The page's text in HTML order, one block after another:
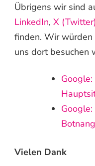
Übrigens wir sind
LinkedIn, X (Twitter)
finden. Wir würden
uns dort besuchen
Botnang
Vielen Dank